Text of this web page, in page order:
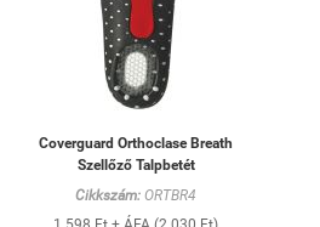
Coverguard Orthoclase Breath
Szellőző Talpbetét
Cikkszám: ORTBR4